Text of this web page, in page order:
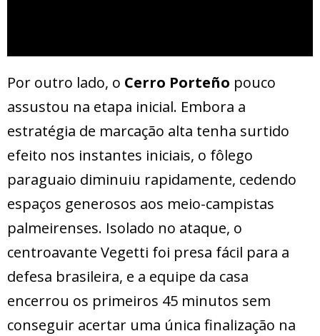
Por outro lado, o Cerro Porteño pouco
assustou na etapa inicial. Embora a
estratégia de marcação alta tenha surtido
efeito nos instantes iniciais, o fôlego
paraguaio diminuiu rapidamente, cedendo
espaços generosos aos meio-campistas
palmeirenses. Isolado no ataque, o
centroavante Vegetti foi presa fácil para a
defesa brasileira, e a equipe da casa
encerrou os primeiros 45 minutos sem
conseguir acertar uma única finalização na